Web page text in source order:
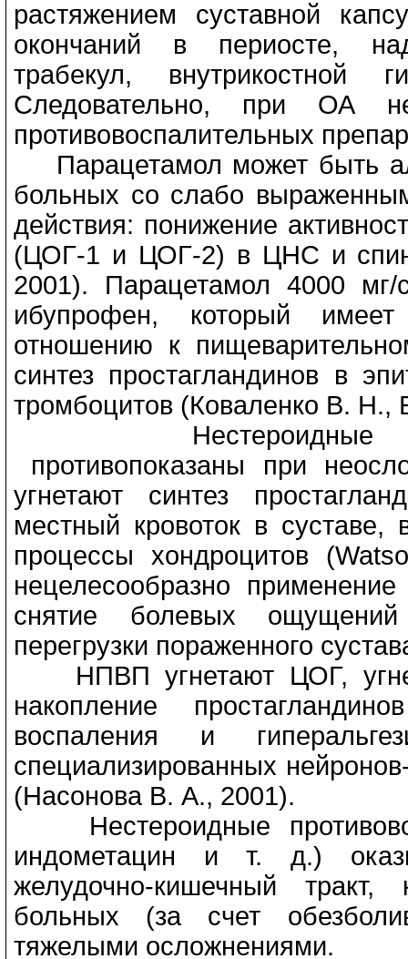
растяжением суставной
окончаний в периосте,
трабекул, внутрикостной
Следовательно, при ОА
противовоспалительных
Парацетамол может быть
больных со слабо
действия: понижение
(ЦОГ-1 и ЦОГ-2) в ЦНС и
2001). Парацетамол 4000
ибупрофен, который
отношению к
синтез простагландинов в
тромбоцитов (Коваленко В. Н.,
Нестероидные
противопоказаны при
угнетают синтез
местный кровоток в суставе,
процессы хондроцитов
нецелесообразно
снятие болевых ощущений
перегрузки пораженного
НПВП угнетают ЦОГ,
накопление
воспаления и
специализированных
(Насонова В. А., 2001).
Нестероидные
индометацин и т. д.)
желудочно-кишечный
больных (за счет
тяжелыми осложнениями.